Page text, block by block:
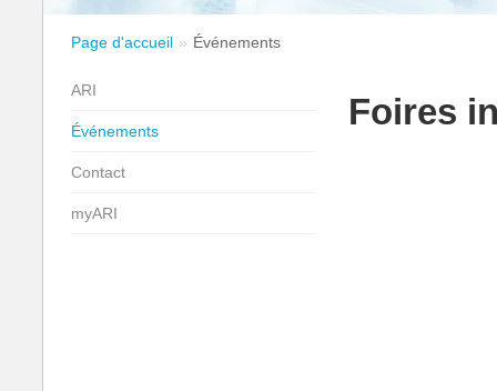
Page d'accueil Événements
Foires
ARI
Événements
Contact
myARI